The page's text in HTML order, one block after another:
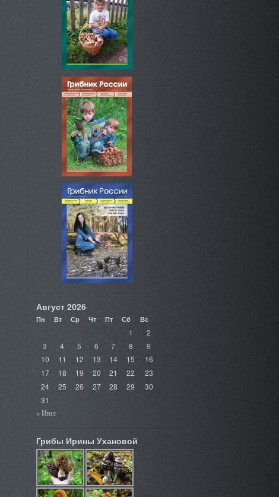
Август 2026
Пн Вт Ср Чт Пт Сб Вс
1
2
3
4 5 6 7 8
9
10
11 12 13 14 15
16
17
18 19 20 21 22
23
24
25 26 27 28 29
30
31
« Июл
Грибы Ирины Ухановой